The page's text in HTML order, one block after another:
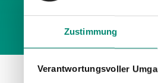
Zustimmung
Verantwortungsvoller